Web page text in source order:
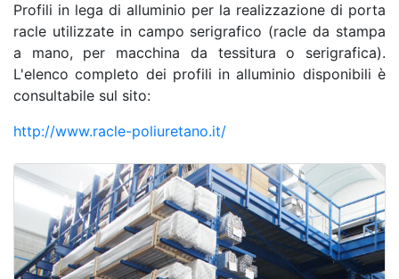
Profili in lega di alluminio per la realizzazione di porta
racle utilizzate in campo serigrafico (racle da stampa
a mano, per macchina da tessitura o serigrafica).
L'elenco completo dei profili in alluminio disponibili è
consultabile sul sito:
http://www.racle-poliuretano.it/